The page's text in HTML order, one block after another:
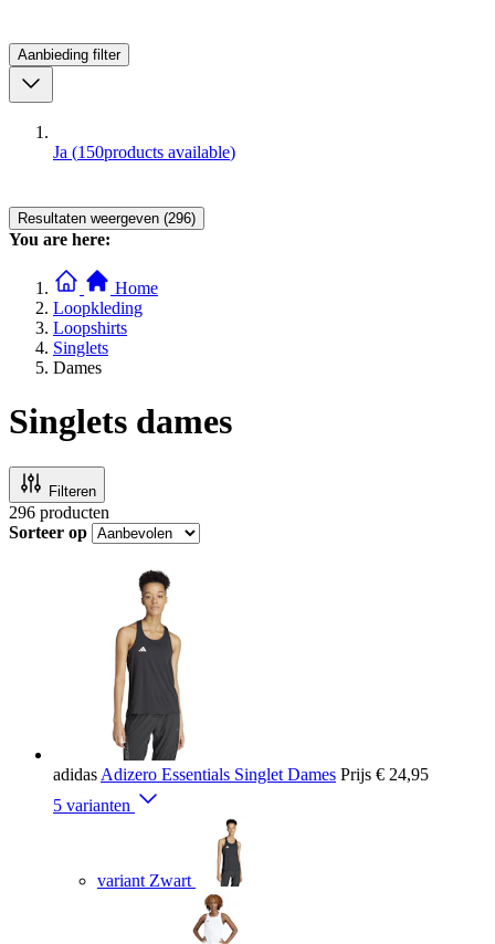
Aanbieding filter
Ja (150products available)
Resultaten weergeven (296)
You are here:
Home
Loopkleding
Loopshirts
Singlets
Dames
Singlets dames
Filteren
296 producten
Sorteer op
adidas Adizero Essentials Singlet Dames Prijs € 24,95
5 varianten
variant Zwart